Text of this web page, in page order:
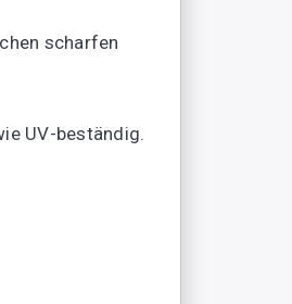
scharfen
UV-beständig.